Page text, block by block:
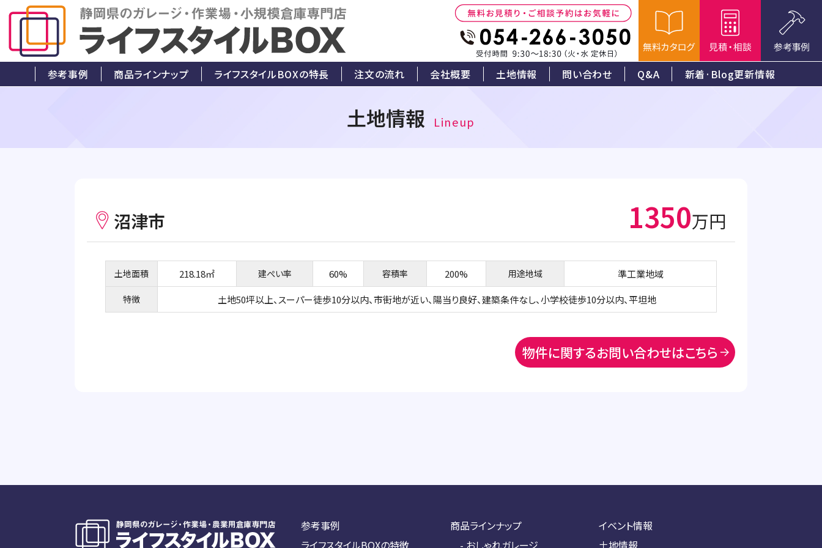
参考事例 商品ラインナップ ライフスタイルBOXの特長 注文の流れ 会社概要 土地情報 問い合わせ Q&A 新着·Blog更新情報
土地情報 Lineup
沼津市 1350万円
土地面積 218.18㎡ 建ぺい率 60% 容積率 200% 用途地域 準工業地域
特徴 土地50坪以上、スーパー徒歩10分以内、市街地が近い、陽当り良好、建築条件なし、小学校徒歩10分以内、平坦地
物件に関するお問い合わせはこちら
参考事例
ライフスタイルBOXの特徴
商品ラインナップ
- おしゃれガレージ
イベント情報
土地情報